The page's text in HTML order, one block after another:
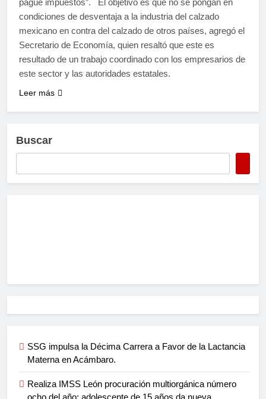
pague impuestos”. El objetivo es que no se pongan en
condiciones de desventaja a la industria del calzado
mexicano en contra del calzado de otros países, agregó el
Secretario de Economía, quien resaltó que este es
resultado de un trabajo coordinado con los empresarios de
este sector y las autoridades estatales.
Leer más
Buscar
SSG impulsa la Décima Carrera a Favor de la Lactancia
Materna en Acámbaro.
Realiza IMSS León procuración multiorgánica número